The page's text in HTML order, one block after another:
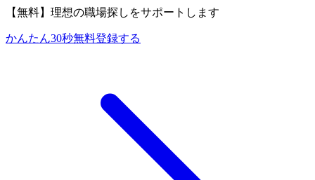
【無料】理想の職場探しをサポートします
かんたん30秒無料登録する